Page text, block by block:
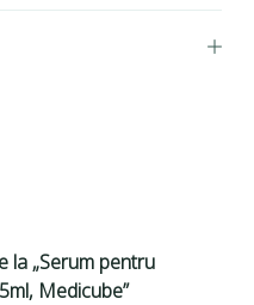
la „Serum pentru
Medicube”